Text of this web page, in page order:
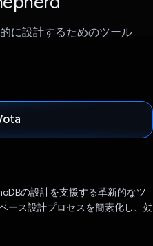
に設計するためのツール
の設計を支援する革新的なツ
ース設計プロセスを簡素化し、効